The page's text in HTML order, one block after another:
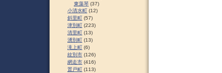
東藻琴 (37)
小清水町 (12)
斜里町 (57)
津別町 (223)
清里町 (13)
湧別町 (13)
滝上町 (6)
紋別市 (126)
網走市 (416)
置戸町 (113)